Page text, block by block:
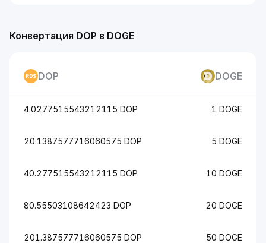
Конвертация DOP в DOGE
DOP DOGE
4.0277515543212115 DOP 1 DOGE
20.1387577716060575 DOP 5 DOGE
40.277515543212115 DOP 10 DOGE
80.55503108642423 DOP 20 DOGE
201.387577716060575 DOP 50 DOGE